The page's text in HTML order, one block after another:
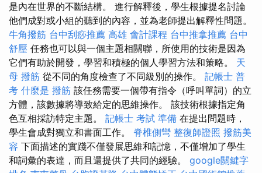
是內在世界的不斷結構。 進行解釋後，學生根據提名討論
他們成對或小組的聽到的內容，並為老師提出解釋性問題。
牛角撥筋 台中刮痧推薦 高雄 會計課程 台中推拿推薦 台中
舒壓 任務也可以與一個主題相關聯，所使用的技術是因為
它們有助於開發，學習和積極的個人學習方法和策略。 天
母 撥筋 從不同的角度檢查了不同級別的操作。 記帳士 普
考 什麼是 撥筋 該任務需要一個帶有指令（呼叫單詞）的立
方體，該數據將導致給定的思維操作。 該技術根據指定角
色互相採訪特定主題。 記帳士 考試 準備 在提出問題時，
學生會成對獨立和書面工作。 脊椎側彎 整復師證照 撥筋美
容 下面描述的實踐不僅發展思維和記憶，不僅增加了學生
和詞彙的表達，而且還提供了共同的經驗。 google關鍵字